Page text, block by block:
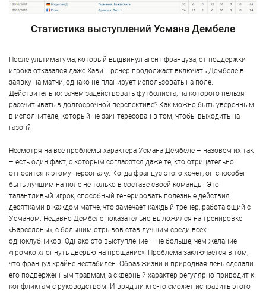
Статистика выступлений Усмана Дембеле
После ультиматума, который выдвинул агент француза, от поддержки
игрока отказался даже Хави. Тренер продолжает включать Дембеле в
заявку на матчи, однако не планирует использовать на поле.
Действительно: зачем задействовать футболиста, на которого нельзя
рассчитывать в долгосрочной перспективе? Как можно быть уверенным
в исполнителе, который не заинтересован в том, чтобы выходить на
газон?
Несмотря на все проблемы характера Усмана Дембеле – назовем их так
– есть один факт, с которым согласятся даже те, кто отрицательно
относится к этому персонажу. Когда француз этого хочет, он способен
быть лучшим на поле не только в составе своей команды. Это
талантливый игрок, способный генерировать полезные действия
десятками в каждом матче, что замечает каждый тренер, работающий с
Усманом. Недавно Дембеле показательно выложился на тренировке
«Барселоны», с большим отрывов став лучшим среди всех
одноклубников. Однако это выступление – не больше, чем желание
«громко хлопнуть дверью на прощание». Проблема заключается в том,
что француз крайне нестабилен. Образ жизни и природная лень сделали
его подверженным травмам, а скверный характер регулярно приводит к
конфликтам с руководством. И вряд ли кто-то сможет исправить этого